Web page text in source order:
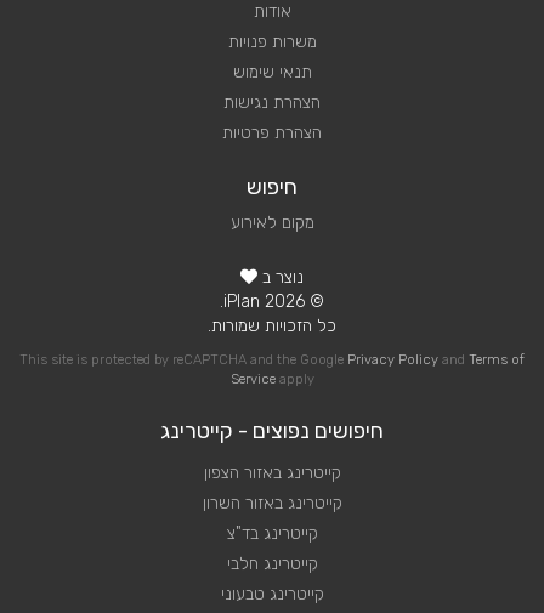
אודות
משרות פנויות
תנאי שימוש
הצהרת נגישות
הצהרת פרטיות
חיפוש
מקום לאירוע
נוצר ב
© 2026 iPlan.
כל הזכויות שמורות.
This site is protected by reCAPTCHA and the Google Privacy Policy and Terms of
Serviceapply
חיפושים נפוצים - קייטרינג
קייטרינג באזור הצפון
קייטרינג באזור השרון
קייטרינג בד"צ
קייטרינג חלבי
קייטרינג טבעוני